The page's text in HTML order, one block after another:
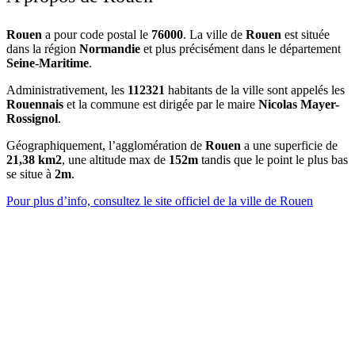
Rouen a pour code postal le 76000. La ville de Rouen est située
dans la région Normandie et plus précisément dans le département
Seine-Maritime.
Administrativement, les 112321 habitants de la ville sont appelés les
Rouennais et la commune est dirigée par le maire Nicolas Mayer-
Rossignol.
Géographiquement, l’agglomération de Rouen a une superficie de
21,38 km2, une altitude max de 152m tandis que le point le plus bas
se situe à 2m.
Pour plus d’info, consultez le site officiel de la ville de Rouen